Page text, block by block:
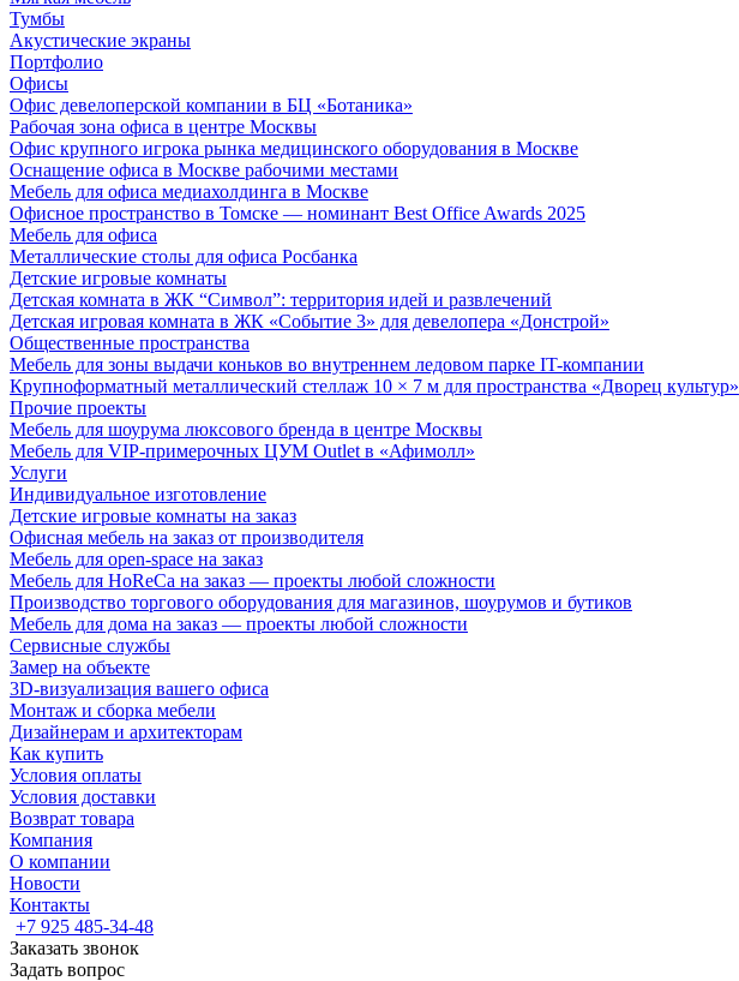
Тумбы
Акустические экраны
Портфолио
Офисы
Офис девелоперской компании в БЦ «Ботаника»
Рабочая зона офиса в центре Москвы
Офис крупного игрока рынка медицинского оборудования в Москве
Оснащение офиса в Москве рабочими местами
Мебель для офиса медиахолдинга в Москве
Офисное пространство в Томске — номинант Best Office Awards 2025
Мебель для офиса
Металлические столы для офиса Росбанка
Детские игровые комнаты
Детская комната в ЖК “Символ”: территория идей и развлечений
Детская игровая комната в ЖК «Событие 3» для девелопера «Донстрой»
Общественные пространства
Мебель для зоны выдачи коньков во внутреннем ледовом парке IT-компании
Крупноформатный металлический стеллаж 10 × 7 м для пространства «Дворец культур»
Прочие проекты
Мебель для шоурума люксового бренда в центре Москвы
Мебель для VIP-примерочных ЦУМ Outlet в «Афимолл»
Услуги
Индивидуальное изготовление
Детские игровые комнаты на заказ
Офисная мебель на заказ от производителя
Мебель для open-space на заказ
Мебель для HoReCa на заказ — проекты любой сложности
Производство торгового оборудования для магазинов, шоурумов и бутиков
Мебель для дома на заказ — проекты любой сложности
Сервисные службы
Замер на объекте
3D-визуализация вашего офиса
Монтаж и сборка мебели
Дизайнерам и архитекторам
Как купить
Условия оплаты
Условия доставки
Возврат товара
Компания
О компании
Новости
Контакты
+7 925 485-34-48
Заказать звонок
Задать вопрос